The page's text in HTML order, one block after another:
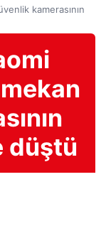
kamerasının
düştü